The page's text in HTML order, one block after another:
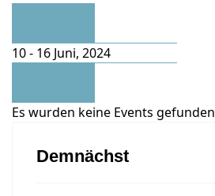
10 - 16 Juni, 2024
Es wurden keine Events gefunden
Demnächst